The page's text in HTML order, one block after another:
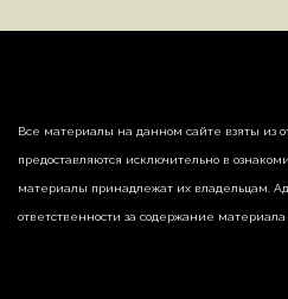
Все материалы на данном сайте взяты из
предоставляются исключительно в
материалы принадлежат их владельцам.
ответственности за содержание